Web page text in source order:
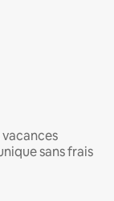
sans frais